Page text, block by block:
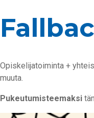
Opiskelijatoiminta +
muuta.
Pukeutumisteemaksi